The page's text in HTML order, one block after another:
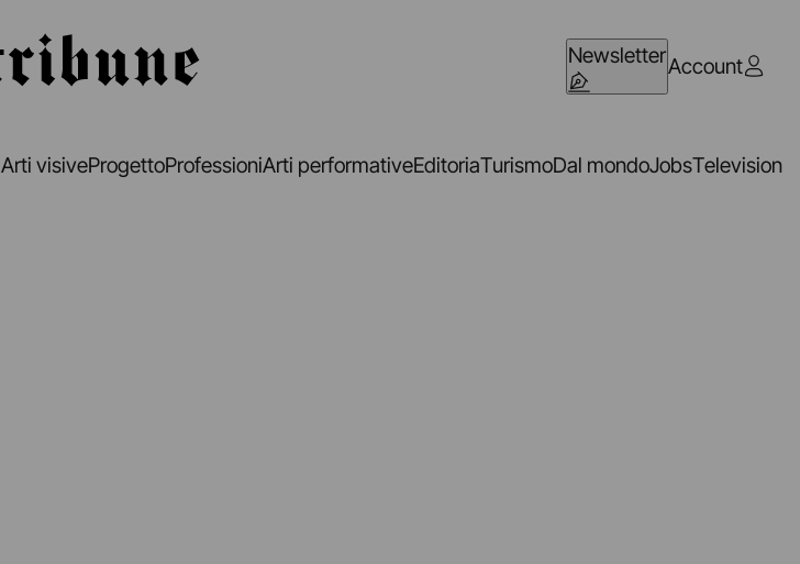
NewsletterAccount
Arti visiveProgettoProfessioniArti performativeEditoriaTurismoDal mondoJobsTelevision